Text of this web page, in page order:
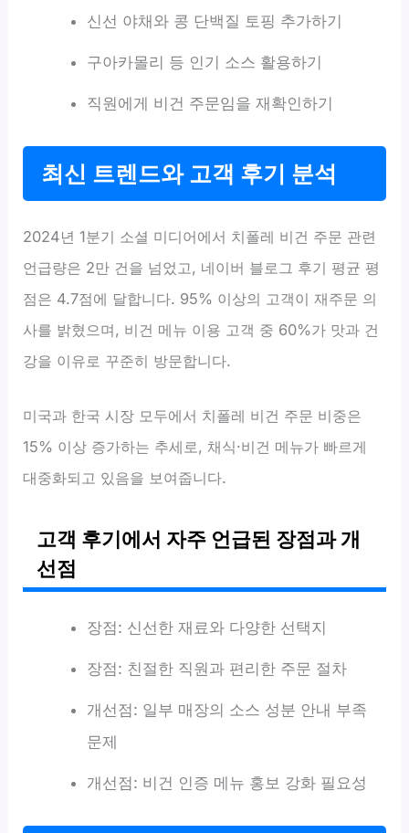
신선 야채와 콩 단백질 토핑 추가하기
구아카몰리 등 인기 소스 활용하기
직원에게 비건 주문임을 재확인하기
최신 트렌드와 고객 후기 분석
2024년 1분기 소셜 미디어에서 치폴레 비건 주문 관련
언급량은 2만 건을 넘었고, 네이버 블로그 후기 평균 평
점은 4.7점에 달합니다. 95% 이상의 고객이 재주문 의
사를 밝혔으며, 비건 메뉴 이용 고객 중 60%가 맛과 건
강을 이유로 꾸준히 방문합니다.
미국과 한국 시장 모두에서 치폴레 비건 주문 비중은
15% 이상 증가하는 추세로, 채식·비건 메뉴가 빠르게
대중화되고 있음을 보여줍니다.
고객 후기에서 자주 언급된 장점과 개
선점
장점: 신선한 재료와 다양한 선택지
장점: 친절한 직원과 편리한 주문 절차
개선점: 일부 매장의 소스 성분 안내 부족
문제
개선점: 비건 인증 메뉴 홍보 강화 필요성